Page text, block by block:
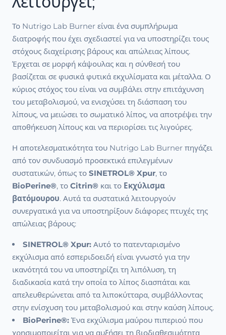
Το Nutrigo Lab Burner είναι ένα συμπλήρωμα
διατροφής που έχει σχεδιαστεί για να υποστηρίζει τους
στόχους διαχείρισης βάρους και απώλειας λίπους.
Έρχεται σε μορφή κάψουλας και η σύνθεσή του
βασίζεται σε φυσικά φυτικά εκχυλίσματα και μέταλλα. Ο
κύριος στόχος του είναι να συμβάλει στην επιτάχυνση
του μεταβολισμού, να ενισχύσει τη διάσπαση του
λίπους, να μειώσει το σωματικό λίπος, να αποτρέψει την
αποθήκευση λίπους και να περιορίσει τις λιγούρες.
Η αποτελεσματικότητα του Nutrigo Lab Burner πηγάζει
από τον συνδυασμό προσεκτικά επιλεγμένων
συστατικών, όπως το SINETROL® Xpur, το
BioPerine®, το Citrin® και το Εκχύλισμα
βατόμουρου. Αυτά τα συστατικά λειτουργούν
συνεργατικά για να υποστηρίξουν διάφορες πτυχές της
απώλειας βάρους:
SINETROL® Xpur: Αυτό το πατενταρισμένο
εκχύλισμα από εσπεριδοειδή είναι γνωστό για την
ικανότητά του να υποστηρίζει τη λιπόλυση, τη
διαδικασία κατά την οποία το λίπος διασπάται και
απελευθερώνεται από τα λιποκύτταρα, συμβάλλοντας
στην ενίσχυση του μεταβολισμού και στην καύση λίπους.
BioPerine®: Ένα εκχύλισμα μαύρου πιπεριού που
χρησιμοποιείται για να αυξήσει τη βιοδιαθεσιμότητα